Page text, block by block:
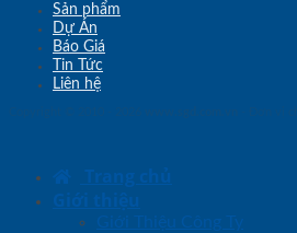
Sản phẩm
Dự Án
Báo Giá
Tin Tức
Liên hệ
Trang chủ
Giới thiệu
Giới Thiệu Công Ty